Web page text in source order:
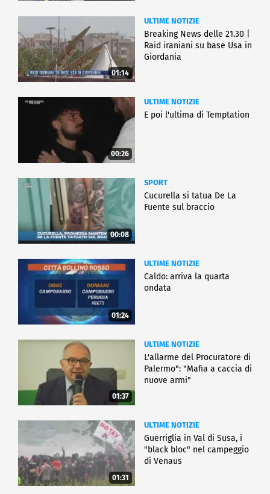
01:14
ULTIME NOTIZIE
Breaking News delle 21.30 |
Raid iraniani su base Usa in
Giordania
00:26
ULTIME NOTIZIE
E poi l'ultima di Temptation
00:08
SPORT
Cucurella si tatua De La
Fuente sul braccio
01:24
ULTIME NOTIZIE
Caldo: arriva la quarta
ondata
01:37
ULTIME NOTIZIE
L'allarme del Procuratore di
Palermo": "Mafia a caccia di
nuove armi"
01:31
ULTIME NOTIZIE
Guerriglia in Val di Susa, i
"black bloc" nel campeggio
di Venaus